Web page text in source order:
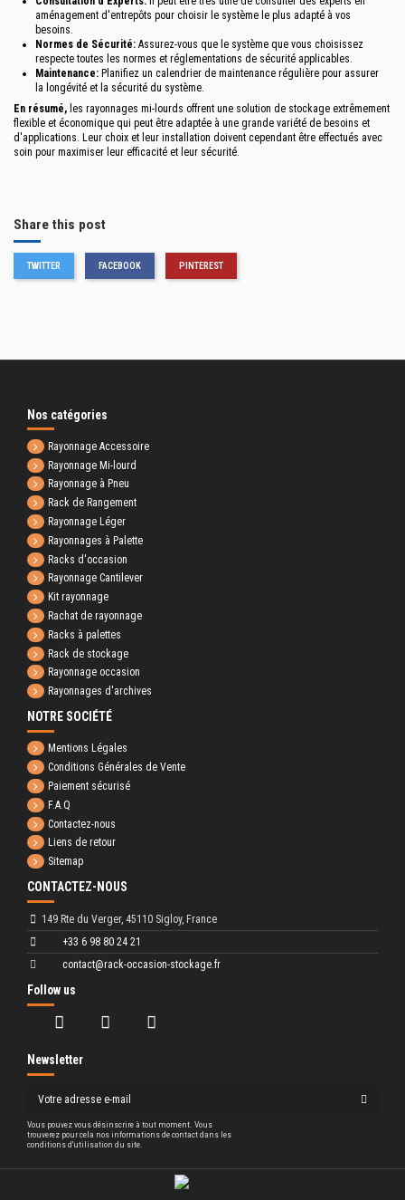
aménagement d'entrepôts pour choisir le système le plus adapté à vos
besoins.
Normes de Sécurité: Assurez-vous que le système que vous choisissez
respecte toutes les normes et réglementations de sécurité applicables.
Maintenance: Planifiez un calendrier de maintenance régulière pour assurer
la longévité et la sécurité du système.
En résumé, les rayonnages mi-lourds offrent une solution de stockage extrêmement
flexible et économique qui peut être adaptée à une grande variété de besoins et
d'applications. Leur choix et leur installation doivent cependant être effectués avec
soin pour maximiser leur efficacité et leur sécurité.
Share this post
TWITTER FACEBOOK PINTEREST
Nos catégories
Rayonnage Accessoire
Rayonnage Mi-lourd
Rayonnage à Pneu
Rack de Rangement
Rayonnage Léger
Rayonnages à Palette
Racks d'occasion
Rayonnage Cantilever
Kit rayonnage
Rachat de rayonnage
Racks à palettes
Rack de stockage
Rayonnage occasion
Rayonnages d'archives
NOTRE SOCIÉTÉ
Mentions Légales
Conditions Générales de Vente
Paiement sécurisé
F.A.Q
Contactez-nous
Liens de retour
Sitemap
CONTACTEZ-NOUS
149 Rte du Verger, 45110 Sigloy, France
+33 6 98 80 24 21
contact@rack-occasion-stockage.fr
Follow us
Newsletter
Vous pouvez vous désinscrire à tout moment. Vous
trouverez pour cela nos informations de contact dans les
conditions d'utilisation du site.